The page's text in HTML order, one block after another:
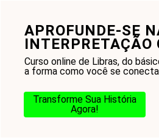
APROFUNDE-SE
INTERPRETAÇÃO
Curso online de Libras, do
a forma como você se
Transforme Sua História
Agora!
conteúdo